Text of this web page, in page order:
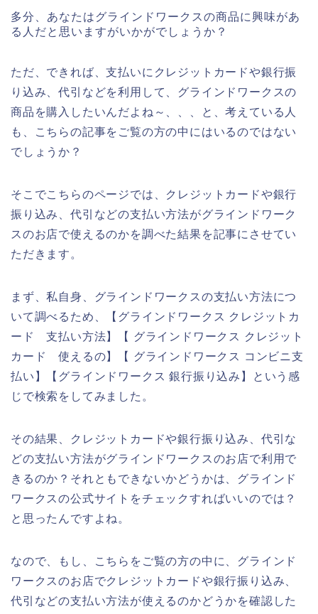
多分、あなたはグラインドワークスの商品に興味があ
る人だと思いますがいかがでしょうか？
ただ、できれば、支払いにクレジットカードや銀行振
り込み、代引などを利用して、グラインドワークスの
商品を購入したいんだよね～、、、と、考えている人
も、こちらの記事をご覧の方の中にはいるのではない
でしょうか？
そこでこちらのページでは、クレジットカードや銀行
振り込み、代引などの支払い方法がグラインドワーク
スのお店で使えるのかを調べた結果を記事にさせてい
ただきます。
まず、私自身、グラインドワークスの支払い方法につ
いて調べるため、【グラインドワークス クレジットカ
ード 支払い方法】【 グラインドワークス クレジット
カード 使えるの】【 グラインドワークス コンビニ支
払い】【グラインドワークス 銀行振り込み】という感
じで検索をしてみました。
その結果、クレジットカードや銀行振り込み、代引な
どの支払い方法がグラインドワークスのお店で利用で
きるのか？それともできないかどうかは、グラインド
ワークスの公式サイトをチェックすればいいのでは？
と思ったんですよね。
なので、もし、こちらをご覧の方の中に、グラインド
ワークスのお店でクレジットカードや銀行振り込み、
代引などの支払い方法が使えるのかどうかを確認した